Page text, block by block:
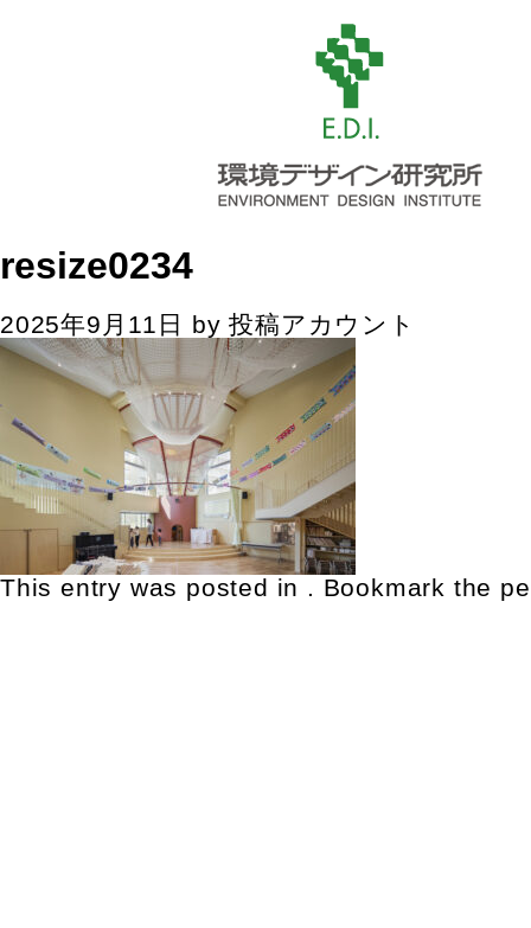
resize0234
2025年9月11日 by投稿アカウント
This entry was posted in . Bookmark the